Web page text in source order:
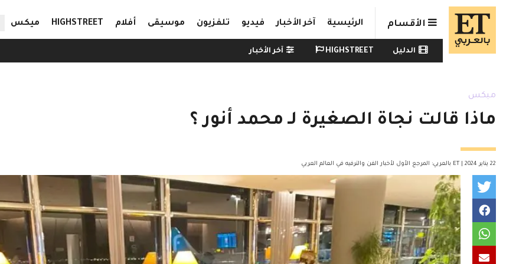
Skip to main content
الأقسام الرئيسية آخر الأخبار فيديو تلفزيون موسيقى أفلام HIGHSTREET ميكس
Watch menu
الدليل HIGHSTREET آخر الأخبار
ميكس
ماذا قالت نجاة الصغيرة لـ محمد أنور ؟
22 يناير 2024 | ET بالعربي: المرجع الأول لأخبار الفن والترفيه في العالم العربي